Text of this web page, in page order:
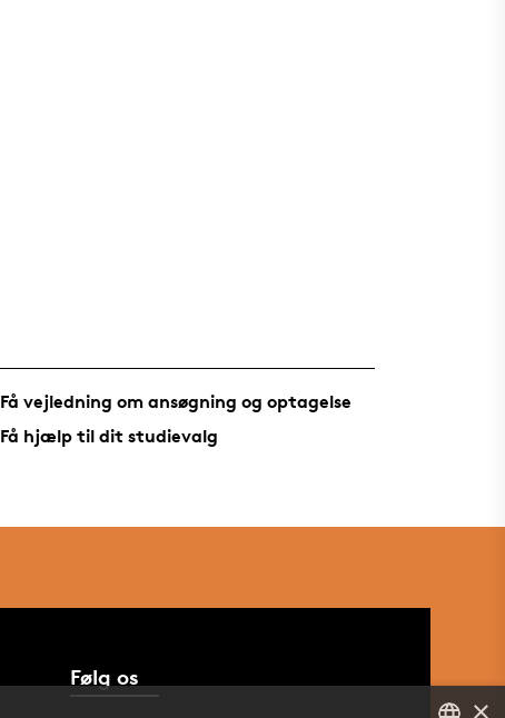
Få vejledning om ansøgning og optagelse
Få hjælp til dit studievalg
Følg os
×